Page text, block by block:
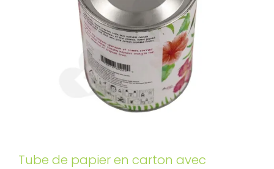
Tube de papier en carton avec